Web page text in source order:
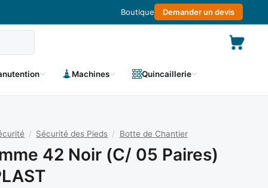
Boutique Demander un devis
Machines Quincaillerie
/ Sécurité des Pieds / Botte de Chantier
42 Noir (C/ 05 Paires)